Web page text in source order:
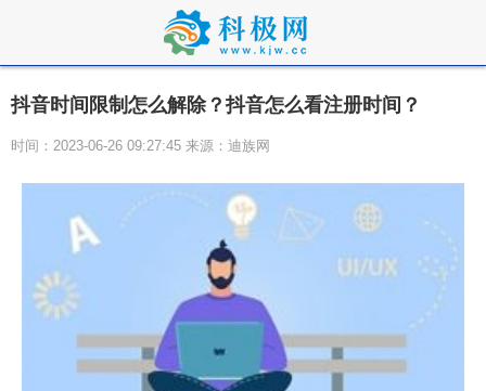
抖音时间限制怎么解除？抖音怎么看注册时间？
时间：2023-06-26 09:27:45 来源：迪族网